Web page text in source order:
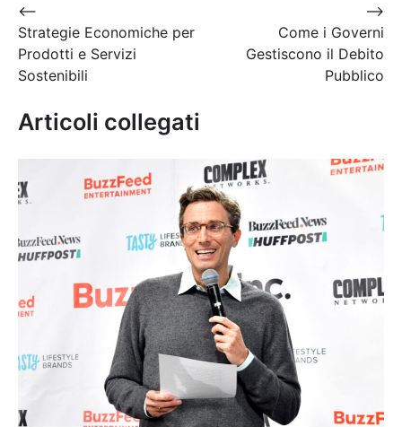
Navigazione
articoli
⟵
Strategie Economiche per
Prodotti e Servizi
Sostenibili
Come i Governi
Gestiscono il Debito
Pubblico
⟶
Articoli collegati